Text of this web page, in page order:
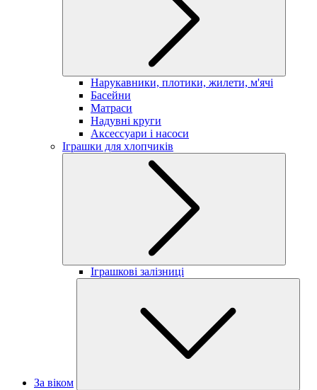
Нарукавники, плотики, жилети, м'ячі
Басейни
Матраси
Надувні круги
Аксессуари і насоси
Іграшки для хлопчиків
Іграшкові залізниці
За віком